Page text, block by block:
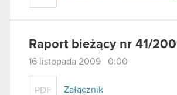
Raport bieżący nr 41/
16 listopada 2009 0:00
PDF Załącznik